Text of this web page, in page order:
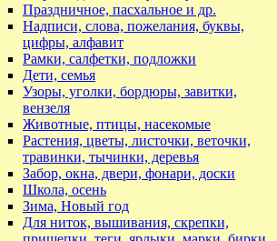
Праздничное, пасхальное и др.
Надписи, слова, пожелания, буквы,
цифры, алфавит
Рамки, салфетки, подложки
Дети, семья
Узоры, уголки, бордюры, завитки,
вензеля
Животные, птицы, насекомые
Растения, цветы, листочки, веточки,
травинки, тычинки, деревья
Забор, окна, двери, фонари, доски
Школа, осень
Зима, Новый год
Для ниток, вышивания, скрепки,